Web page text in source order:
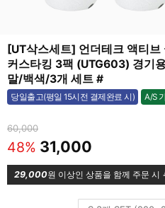
[UT삭스세트] 언더테크 액티브
커스타킹 3팩 (UTG603) 경기
말/백색/3개 세트 #
당일출고(평일 15시전 결제완료 시) A/S
60,000
48% 31,000
29,000원 이상인 상품을 함께 주문 시